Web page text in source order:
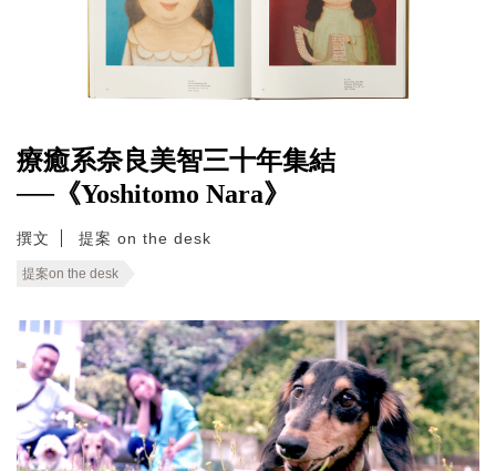
療癒系奈良美智三十年集結
──《Yoshitomo Nara》
撰文 提案 on the desk
提案on the desk